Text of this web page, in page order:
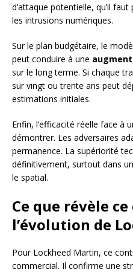
d’attaque potentielle, qu’il
les intrusions numériques.
Sur le plan budgétaire, le
peut conduire à une
sur le long terme. Si chaque
sur vingt ou trente ans peut
estimations initiales.
Enfin, l’efficacité réelle face à
démontrer. Les adversaires
permanence. La supériorité
définitivement, surtout dans
le spatial.
Ce que révèle
l’évolution de
Pour Lockheed Martin, ce
commercial. Il confirme une